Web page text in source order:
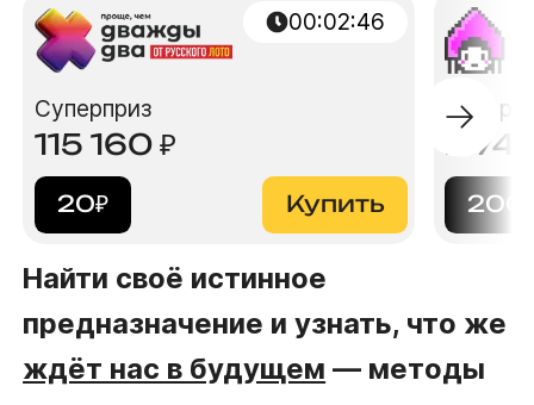
00:02:45
Суперприз
115 160₽
20₽ Купить
2
200
Найти своё истинное
предназначение и узнать, что же
ждёт нас в будущем — методы